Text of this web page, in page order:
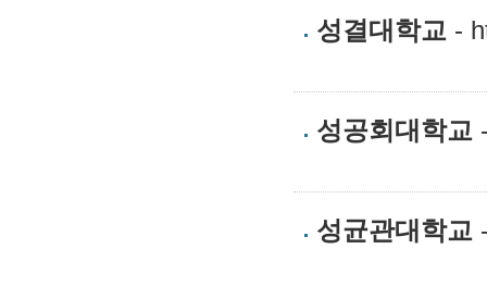
성결대학교 -
성공회대학교
성균관대학교